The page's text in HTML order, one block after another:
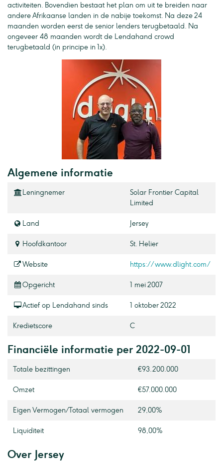
activiteiten. Bovendien bestaat het plan om uit te breiden naar
andere Afrikaanse landen in de nabije toekomst. Na deze 24
maanden worden eerst de senior lenders terugbetaald. Na
ongeveer 48 maanden wordt de Lendahand crowd
terugbetaald (in principe in 1x).
Algemene informatie
Leningnemer
Solar Frontier Capital
Limited
Land Jersey
Hoofdkantoor St. Helier
Website https://www.dlight.com/
Opgericht 1 mei 2007
Actief op Lendahand sinds 1 oktober 2022
Kredietscore C
Financiële informatie per 2022-09-01
Totale bezittingen €93.200.000
Omzet €57.000.000
Eigen Vermogen / Totaal vermogen 29,00%
Liquiditeit 98,00%
Over Jersey